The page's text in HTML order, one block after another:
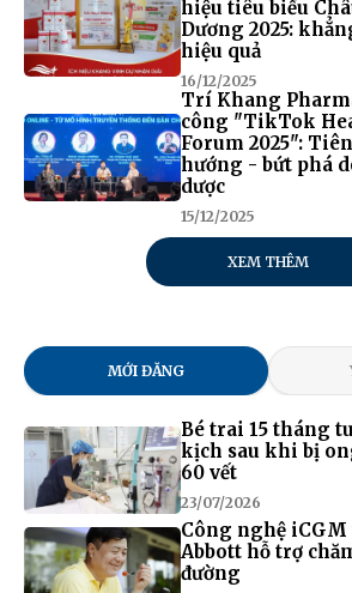
hiệu tiêu biểu
Dương 2025:
hiệu quả
16/12/2025
Trí Khang
công "TikTok
Forum 2025":
hướng - bứt phá
dược
15/12/2025
XEM THÊM
MỚI ĐĂNG
Bé trai 15 tháng
kịch sau khi bị
60 vết
23/07/2026
Công nghệ
Abbott hỗ trợ
đường